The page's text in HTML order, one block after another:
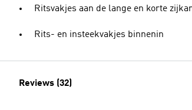
Ritsvakjes aan de lange en korte
Rits- en insteekvakjes binnenin
Reviews (32)